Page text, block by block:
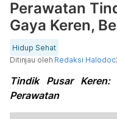
Perawatan
Gaya Keren,
Hidup Sehat
Ditinjau oleh Redaksi Halodoc
Tindik Pusar
Perawatan